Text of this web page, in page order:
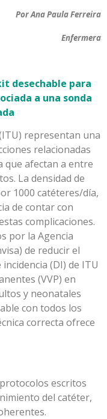
Por Ana Paula Ferreira
Enfermera
desechable para
a una sonda
representan una
relacionadas
que afectan a entre
La densidad de
1000 catéteres/día,
de contar con
complicaciones.
por la Agencia
de reducir el
(DI) de ITU
(VVP) en
y neonatales
con todos los
correcta ofrece
escritos
del catéter,